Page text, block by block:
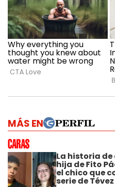
MÁS EN
La historia
hija de Fito
el chico que
serie de Tévez